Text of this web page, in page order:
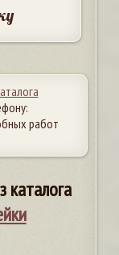
работ
каталога